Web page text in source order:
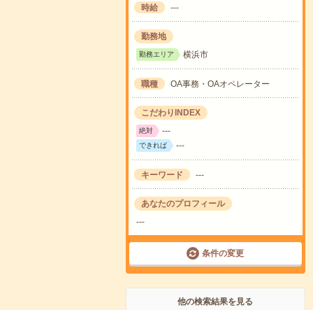
時給 ---
勤務地
勤務エリア 横浜市
職種 OA事務・OAオペレーター
こだわりINDEX
絶対 ---
できれば ---
キーワード ---
あなたのプロフィール
---
条件の変更
他の検索結果を見る